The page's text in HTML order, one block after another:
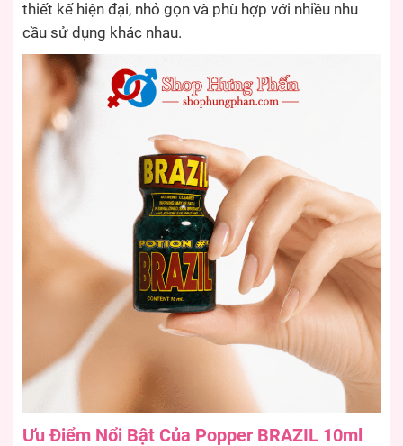
thiết kế hiện đại, nhỏ gọn và phù hợp với nhiều nhu
cầu sử dụng khác nhau.
Ưu Điểm Nổi Bật Của Popper BRAZIL 10ml